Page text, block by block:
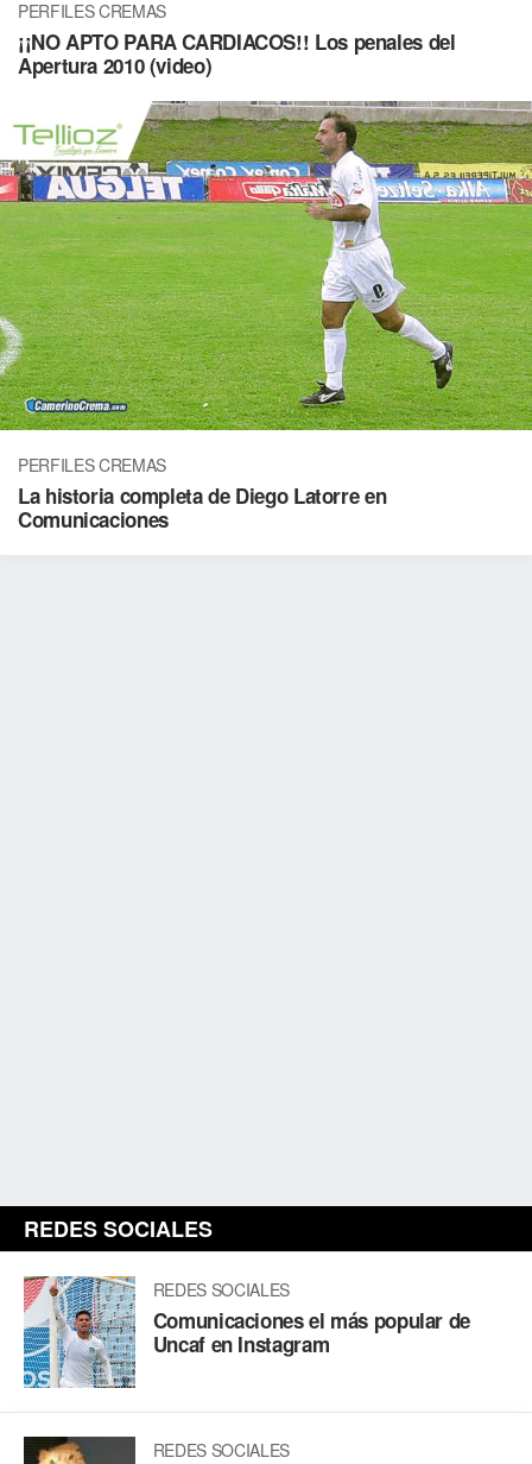
PERFILES CREMAS
¡¡NO APTO PARA CARDIACOS!! Los penales del
Apertura 2010 (video)
PERFILES CREMAS
La historia completa de Diego Latorre en
Comunicaciones
REDES SOCIALES
REDES SOCIALES
Comunicaciones el más popular de
Uncaf en Instagram
REDES SOCIALES